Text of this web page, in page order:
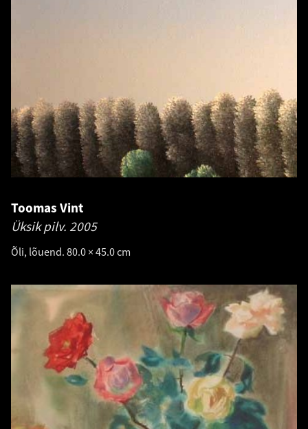
Toomas Vint
Üksik pilv. 2005
Õli, lõuend. 80.0 × 45.0 cm